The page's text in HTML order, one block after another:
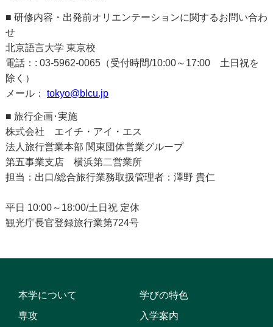
■ 研修内容・出発前オリエンテーションに関するお問い合わ
せ
北京語言大学 東京校
電話：: 03-5962-0065（受付時間/10:00～17:00 土日祝を
除く）
メール： tokyo@blcu.jp
■ 旅行企画･実施
株式会社 エイチ・アイ・エス
法人旅行営業本部 関東団体営業グループ
第五事業支店 横浜第二営業所
担当：出口/総合旅行業務取扱管理者：澤野 貴仁
平日 10:00～18:00/土日祝 定休
観光庁長官登録旅行業第724号
本学について
学びの特色
専攻
入学案内